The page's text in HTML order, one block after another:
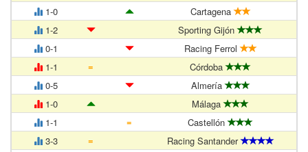
1-0
Cartagena
1-2
Sporting Gijón
0-1
Racing Ferrol
1-1
=
Córdoba
0-5
Almería
1-0
Málaga
1-1
=
Castellón
3-3
=
Racing Santander